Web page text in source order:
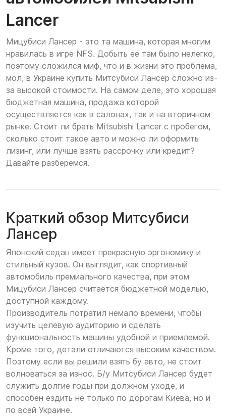
Lancer
Мицубиси Лансер - это та машина, которая многим
нравилась в игре NFS. Добыть ее там было нелегко,
поэтому сложился миф, что и в жизни это проблема,
мол, в Украине купить Митсубиси Лансер сложно из-
за высокой стоимости. На самом деле, это хорошая
бюджетная машина, продажа которой
осуществляется как в салонах, так и на вторичном
рынке. Стоит ли брать Mitsubishi Lancer с пробегом,
сколько стоит такое авто и можно ли оформить
лизинг, или лучше взять рассрочку или кредит?
Давайте разберемся.
Краткий обзор Митсубиси
Лансер
Японский седан имеет прекрасную эргономику и
стильный кузов. Он выглядит, как спортивный
автомобиль премиального качества, при этом
Мицубиси Лансер считается бюджетной моделью,
доступной каждому.
Производитель потратил немало времени, чтобы
изучить целевую аудиторию и сделать
функциональность машины удобной и приемлемой.
Кроме того, детали отличаются высоким качеством.
Поэтому если вы решили взять бу авто, не стоит
волноваться за износ. Б/у Митсубиси Лансер будет
служить долгие годы при должном уходе, и
способен ездить не только по дорогам Киева, но и
по всей Украине.